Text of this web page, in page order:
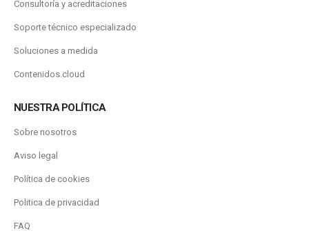
Consultoría y acreditaciones
Soporte técnico especializado
Soluciones a medida
Contenidos.cloud
NUESTRA POLÍTICA
Sobre nosotros
Aviso legal
Política de cookies
Politica de privacidad
FAQ